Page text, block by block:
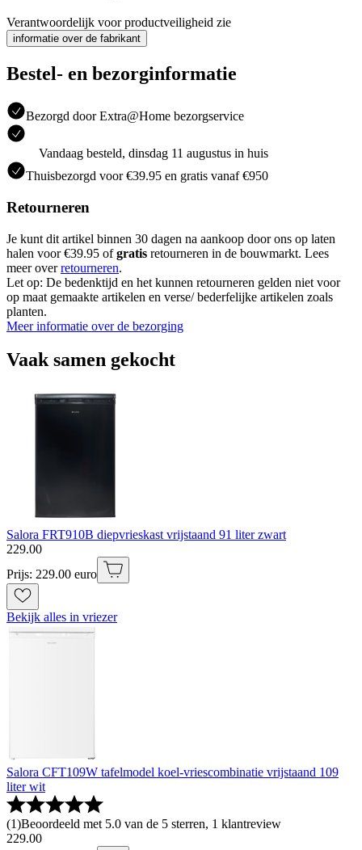
Verantwoordelijk voor productveiligheid zie
informatie over de fabrikant
Bestel- en bezorginformatie
Bezorgd door Extra@Home bezorgservice
Vandaag besteld, dinsdag 11 augustus in huis
Thuisbezorgd voor €39.95 en gratis vanaf €950
Retourneren
Je kunt dit artikel binnen 30 dagen na aankoop door ons op laten
halen voor €39.95 ofgratis retourneren in de bouwmarkt. Lees
meer overretourneren.
Let op: De bedenktijd en het kunnen retourneren gelden niet voor
op maat gemaakte artikelen en verse/ bederfelijke artikelen zoals
planten.
Meer informatie over de bezorging
Vaak samen gekocht
Salora FRT910B diepvrieskast vrijstaand 91 liter zwart
229.00
Prijs: 229.00 euro
Bekijk alles in vriezer
Salora CFT109W tafelmodel koel-vriescombinatie vrijstaand 109
liter wit
(1)Beoordeeld met 5.0 van de 5 sterren, 1 klantreview
229.00